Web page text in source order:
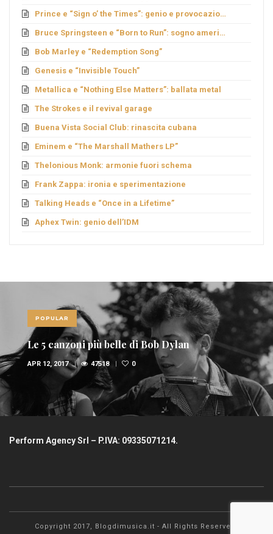
Prince e “Sign o’ the Times”: genio e provocazione
Bruce Springsteen e “Born to Run”: sogno americano
Bob Marley e “Redemption Song”
Genesis e “Invisible Touch”
Metallica e “Nothing Else Matters”: ballata metal
The Strokes e il revival garage
Buena Vista Social Club: rinascita cubana
Eminem e “The Marshall Mathers LP”
Thelonious Monk: armonie fuori schema
Frank Zappa: ironia e sperimentazione
Talking Heads e “Once in a Lifetime”
Aphex Twin: genio dell’IDM
POPULAR
Le 5 canzoni più belle di Bob Dylan
APR 12, 2017 47518 0
Perform Agency Srl – P.IVA: 09335071214.
Copyright 2017, Blogdimusica.it - All Rights Reserved.